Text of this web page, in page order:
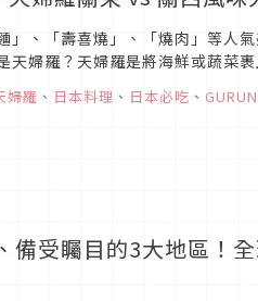
」、「壽喜燒」、「燒肉」等人
天婦羅？天婦羅是將海鮮或蔬菜
婦羅 、 日本料理 、 日本必吃 、
備受矚目的3大地區！